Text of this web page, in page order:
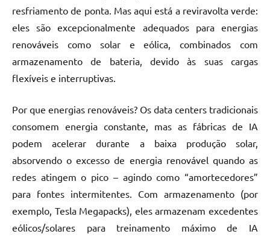
resfriamento de ponta. Mas aqui está a reviravolta verde:
eles são excepcionalmente adequados para energias
renováveis como solar e eólica, combinados com
armazenamento de bateria, devido às suas cargas
flexíveis e interruptivas.
Por que energias renováveis? Os data centers tradicionais
consomem energia constante, mas as fábricas de IA
podem acelerar durante a baixa produção solar,
absorvendo o excesso de energia renovável quando as
redes atingem o pico – agindo como “amortecedores”
para fontes intermitentes. Com armazenamento (por
exemplo, Tesla Megapacks), eles armazenam excedentes
eólicos/solares para treinamento máximo de IA